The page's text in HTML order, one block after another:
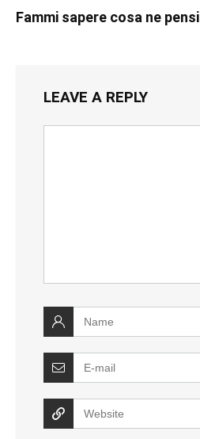
Fammi sapere cosa ne pensi
LEAVE A REPLY